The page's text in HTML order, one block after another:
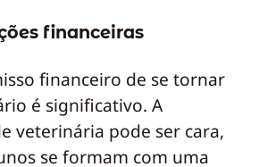
financeiras
financeiro de se tornar
é significativo. A
veterinária pode ser cara,
se formam com uma